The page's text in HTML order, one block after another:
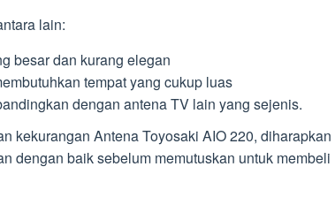
lain:
besar dan kurang elegan
tempat yang cukup luas
dengan antena TV lain yang sejenis.
kekurangan Antena Toyosaki AIO 220, diharapkan
dengan baik sebelum memutuskan untuk membeli